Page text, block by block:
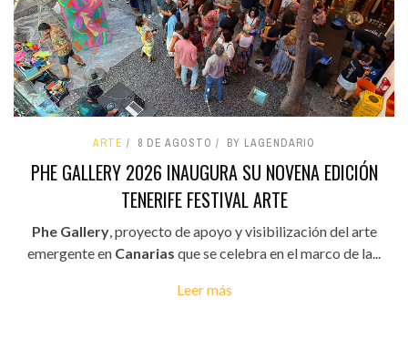
ARTE 8 DE AGOSTO BY LAGENDARIO
PHE GALLERY 2026 INAUGURA SU NOVENA EDICIÓN
TENERIFE FESTIVAL ARTE
Phe Gallery, proyecto de apoyo y visibilización del arte
emergente en Canarias que se celebra en el marco de la...
Leer más